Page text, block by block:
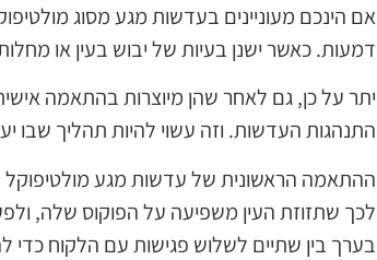
אם הינכם מעוניינים בעדשות מגע מסוג
דמעות. כאשר ישנן בעיות של יבוש בעין או
יתר על כן, גם לאחר שהן מיוצרות בהתאמה
התנהגות העדשות. וזה עשוי להיות תהליך
ההתאמה הראשונית של עדשות מגע
לכך שתזוזת העין משפיעה על הפוקוס שלה,
בערך בין שתיים לשלוש פגישות עם הלקוח